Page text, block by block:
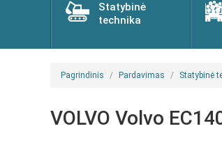
Statybinė
technika
Pagrindinis Pardavimas Statybinė
VOLVO Volvo